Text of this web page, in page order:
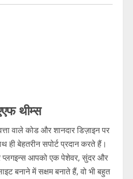
थीम्स
वाले कोड और शानदार डिज़ाइन पर
ही बेहतरीन सपोर्ट प्रदान करते हैं।
प्लगइन्स आपको एक पेशेवर, सुंदर और
बनाने में सक्षम बनाते हैं, वो भी बहुत